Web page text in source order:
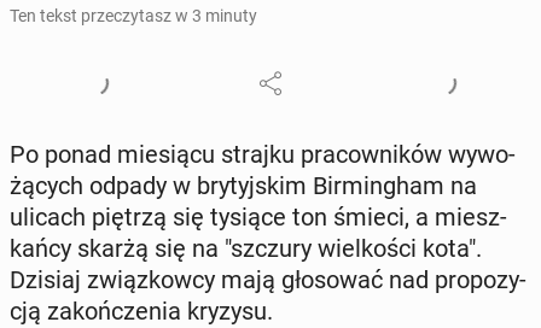
Ten tekst przeczytasz w 3 minuty
Po ponad mie­sią­cu strajku pra­cow­ni­ków wy­wo­
żą­cych odpady w bry­tyj­skim Bir­ming­ham na
ulicach piętrzą się tysiące ton śmieci, a miesz­
kań­cy skarżą się na "szczury wiel­ko­ści kota".
Dzisiaj związ­kow­cy mają gło­so­wać nad pro­po­zy­
cją za­koń­cze­nia kryzysu.